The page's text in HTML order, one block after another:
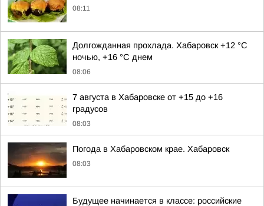
08:11
Долгожданная прохлада. Хабаровск +12 °C
ночью, +16 °C днем
08:06
7 августа в Хабаровске от +15 до +16
градусов
08:03
Погода в Хабаровском крае. Хабаровск
08:03
Будущее начинается в классе: российские